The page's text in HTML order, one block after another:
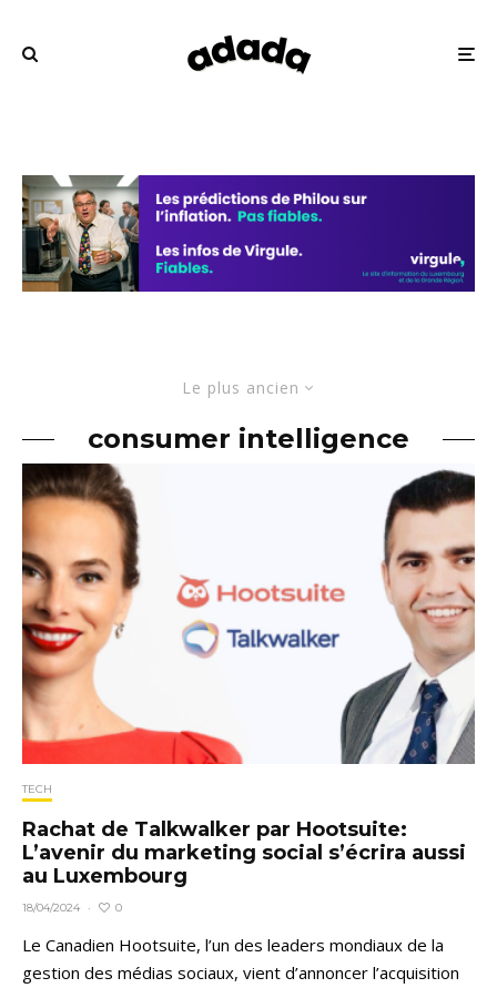
Le plus ancien
consumer intelligence
TECH
Rachat de Talkwalker par Hootsuite:
L’avenir du marketing social s’écrira aussi
au Luxembourg
18/04/2024 · 0
Le Canadien Hootsuite, l’un des leaders mondiaux de la
gestion des médias sociaux, vient d’annoncer l’acquisition